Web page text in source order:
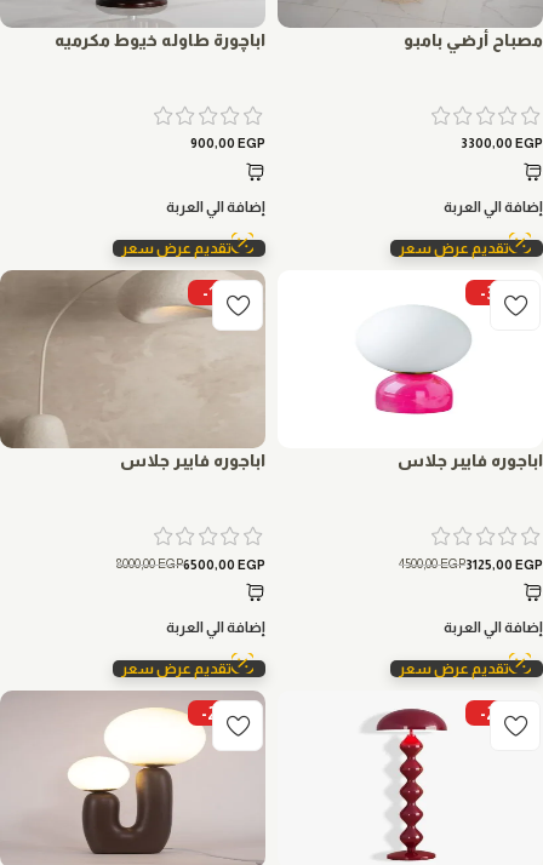
مصباح أرضي بامبو
3300,00 EGP
إضافة الي العربة
تقديم عرض سعر
اباچورة طاوله خيوط مكرميه
900,00 EGP
إضافة الي العربة
تقديم عرض سعر
-31%
اباجوره فايبر جلاس
4500,00EGP3125,00 EGP
إضافة الي العربة
تقديم عرض سعر
-19%
اباجوره فايبر جلاس
8000,00EGP6500,00 EGP
إضافة الي العربة
تقديم عرض سعر
-21%
-23%